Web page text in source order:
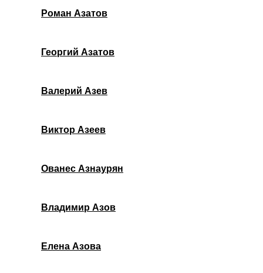
Роман Азатов
Георгий Азатов
Валерий Азев
Виктор Азеев
Ованес Азнаурян
Владимир Азов
Елена Азова